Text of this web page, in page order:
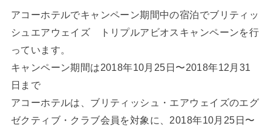
アコーホテルでキャンペーン期間中の宿泊でブリティッ
シュエアウェイズ トリプルアビオスキャンペーンを行
っています。
キャンペーン期間は2018年10月25日〜2018年12月31
日まで
アコーホテルは、ブリティッシュ・エアウェイズのエグ
ゼクティブ・クラブ会員を対象に、2018年10月25日〜